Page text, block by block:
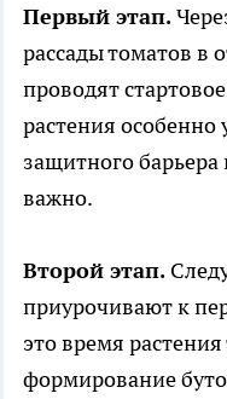
Первый этап.
рассады томатов в
проводят
растения
защитного
важно.
Второй этап.
приурочивают к
это время
формирование